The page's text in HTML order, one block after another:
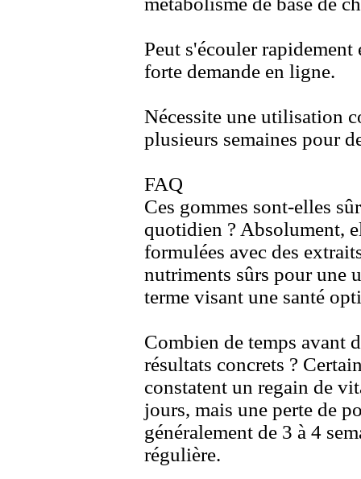
Peut s'écouler rapidement
forte demande en ligne.
Nécessite une utilisation
plusieurs semaines pour
FAQ
Ces gommes sont-elles
quotidien ? Absolument,
formulées avec des ex
nutriments sûrs pour une
terme visant une santé
Combien de temps avant
résultats concrets ?
constatent un regain de
jours, mais une perte de
généralement de 3 à 4
régulière.